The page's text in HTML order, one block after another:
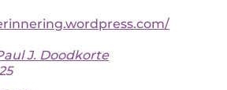
J. Doodkorte